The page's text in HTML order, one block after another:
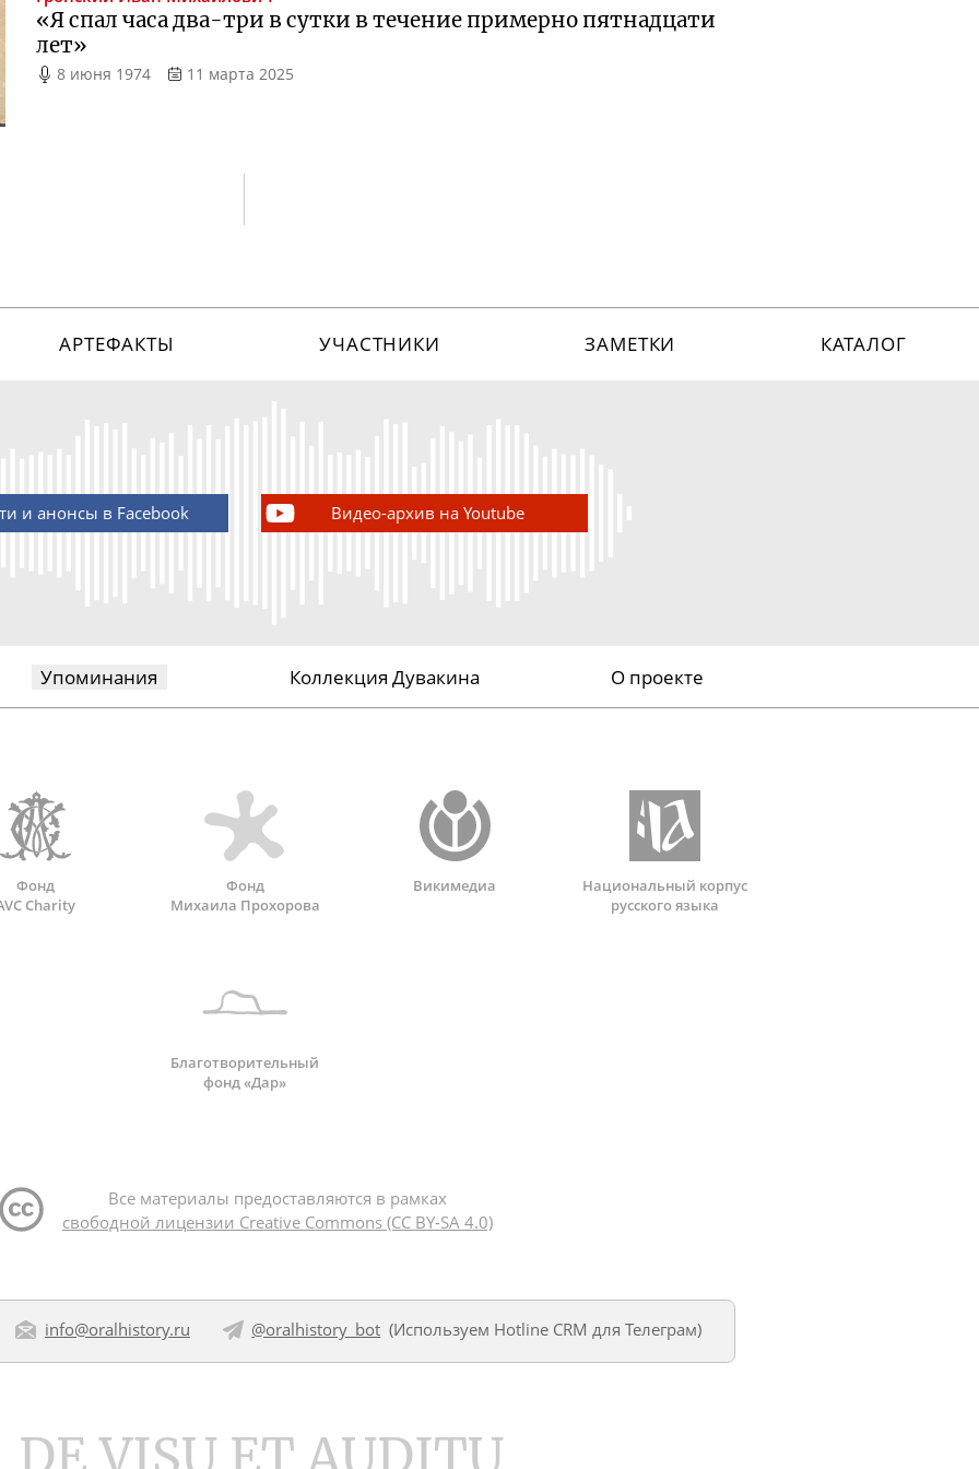
«Я спал часадва-три в сутки в течение примерно пятнадцати
лет»
8 июня 1974 11 марта 2025
АРТЕФАКТЫ УЧАСТНИКИ ЗАМЕТКИ КАТАЛОГ
и анонсы в Facebook Видео-архив на Youtube
Упоминания Коллекция Дувакина О проекте
Фонд
Charity
Фонд
Михаила Прохорова
Викимедиа
Национальный корпус
русского языка
Благотворительный
фонд «Дар»
Все материалы предоставляются в рамках
свободной лицензии Creative Commons (CC BY-SA 4.0)
info@oralhistory.ru @oralhistory_bot (Используем Hotline CRM для Телеграм)